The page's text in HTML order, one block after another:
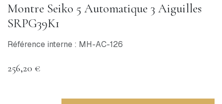
Montre Seiko 5 Automatique 3 Aiguilles
SRPG39K1
Référence interne : MH-AC-126
256,20 €